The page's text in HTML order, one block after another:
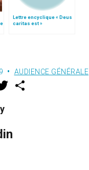
Lettre encyclique « Deus
caritas est »
AUDIENCE GÉNÉRALE
w
r